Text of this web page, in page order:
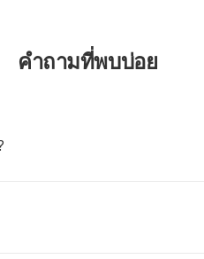
คำถามที่พบบ่อย